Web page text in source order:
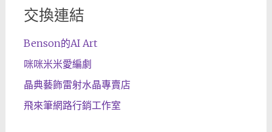
交換連結
Benson的AI Art
咪咪米米愛編劇
晶典藝飾雷射水晶專賣店
飛來筆網路行銷工作室